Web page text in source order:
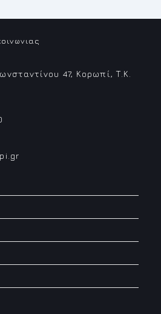
47, Κορωπί, Τ.Κ.
Opens